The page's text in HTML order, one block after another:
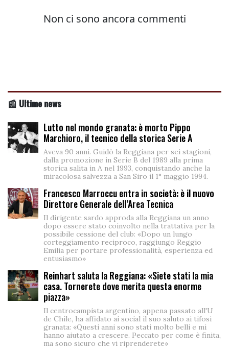
📰 Ultime news
Lutto nel mondo granata: è morto Pippo
Marchioro, il tecnico della storica Serie A
Aveva 90 anni. Guidò la Reggiana per sei stagioni,
dalla promozione in Serie B del 1989 alla prima
storica salita in A nel 1993, conquistando anche la
miracolosa salvezza a San Siro il 1° maggio 1994.
Francesco Marroccu entra in società: è il nuovo
Direttore Generale dell’Area Tecnica
Il dirigente sardo approda alla Reggiana un anno
dopo essere stato coinvolto nella trattativa per la
possibile cessione del club: «Dopo un lungo
corteggiamento reciproco, raggiungo Reggio
Emilia per portare professionalità, esperienza ed
entusiasmo»
Reinhart saluta la Reggiana: «Siete stati la mia
casa. Tornerete dove merita questa enorme
piazza»
Il centrocampista argentino, appena passato all'U
de Chile, ha affidato ai social il suo saluto ai tifosi
granata: «Questi anni sono stati molto belli e mi
hanno aiutato a crescere. Peccato per come è finita,
ma sono sicuro che vi riprenderete»